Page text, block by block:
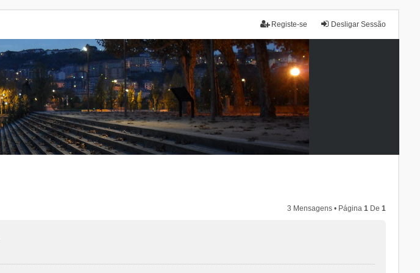
Desligar Sessão
Registe-se
3 Mensagens • Página1 De1